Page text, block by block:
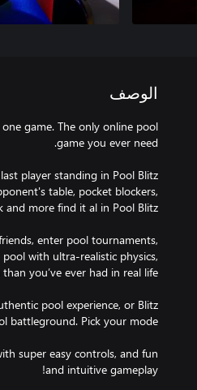
الوصف
game. The only online pool
player standing in Pool Blitz
table, pocket blockers,
enter pool tournaments,
with ultra-realistic physics,
pool experience, or Blitz
super easy controls, and fun